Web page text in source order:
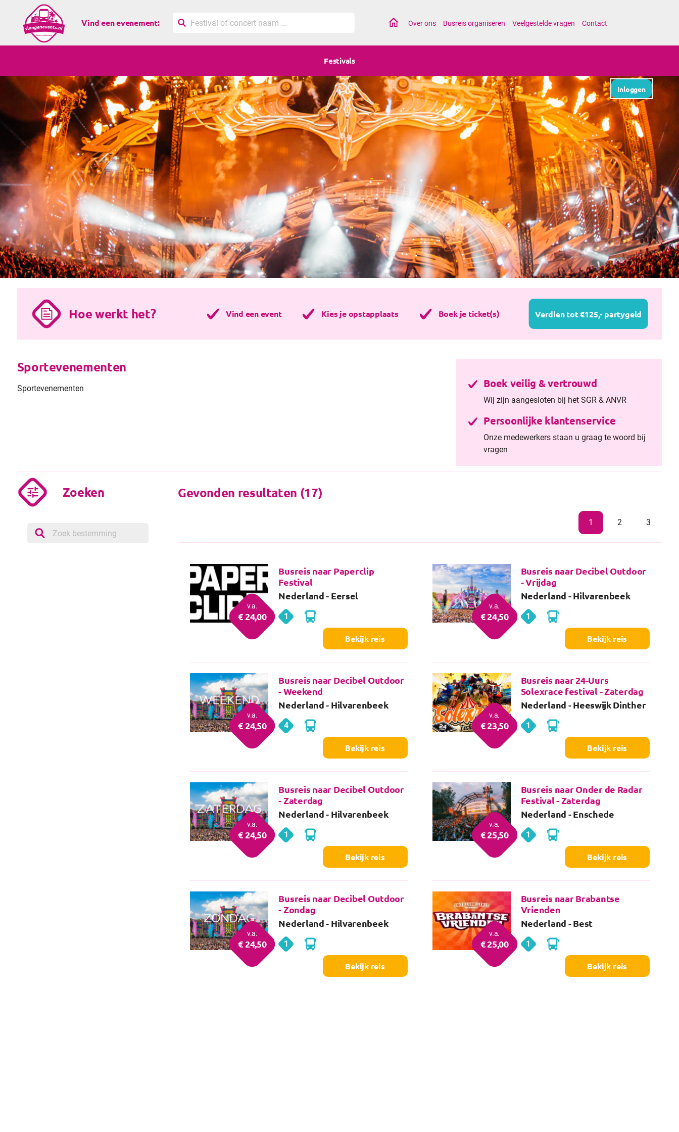
Vind een evenement:
Inloggen
Festivals
Home Over ons Busreis organiseren Veelgestelde vragen Contact
Sportevenementen
Sportevenementen Boek veilig & vertrouwd
Wij zijn aangesloten bij het SGR & ANVR
Persoonlijke klantenservice
Onze medewerkers staan u graag te woord bij
vragen
Hoe werkt het? Vind een event Kies je opstapplaats Boek je ticket(s) Verdien tot €125,- partygeld
Zoeken Gevonden resultaten (17)
1 2 3
v.a.
€24,00
Busreis naar Paperclip
Festival
Nederland- Eersel
1
Bekijk reis
v.a.
€24,50
Busreis naar Decibel Outdoor
- Vrijdag
Nederland - Hilvarenbeek
1
Bekijk reis
v.a.
€24,50
Busreis naar Decibel Outdoor
- Weekend
Nederland- Hilvarenbeek
4
Bekijk reis
v.a.
€23,50
Busreis naar 24-Uurs
Solexrace festival - Zaterdag
Nederland - Heeswijk Dinther
1
Dinther
Bekijk reis
v.a.
€24,50
Busreis naar Decibel Outdoor
- Zaterdag
Nederland- Hilvarenbeek
1
Bekijk reis
v.a.
€25,50
Busreis naar Onder de Radar
Festival - Zaterdag
Nederland - Enschede
1
Bekijk reis
v.a.
€24,50
Busreis naar Decibel Outdoor
- Zondag
Nederland- Hilvarenbeek
1
Bekijk reis
v.a.
€25,00
Busreis naar Brabantse
Vrienden
Nederland - Best
1
Bekijk reis